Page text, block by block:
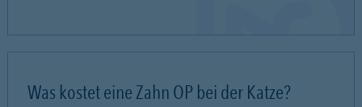
Was kostet eine Zahn OP bei der Katze?